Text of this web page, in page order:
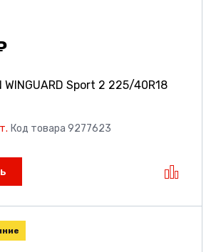
Sport 2 225/40R18
Код товара 9277623